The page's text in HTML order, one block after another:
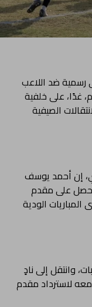
رسمية ضد اللاعب
غدًا، على خلفية
الصيفية
إن أحمد يوسف
على مقدم
الودية
وانتقل إلى نادٍ
لاسترداد مقدم